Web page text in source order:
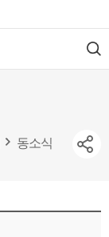
검
색
동소식